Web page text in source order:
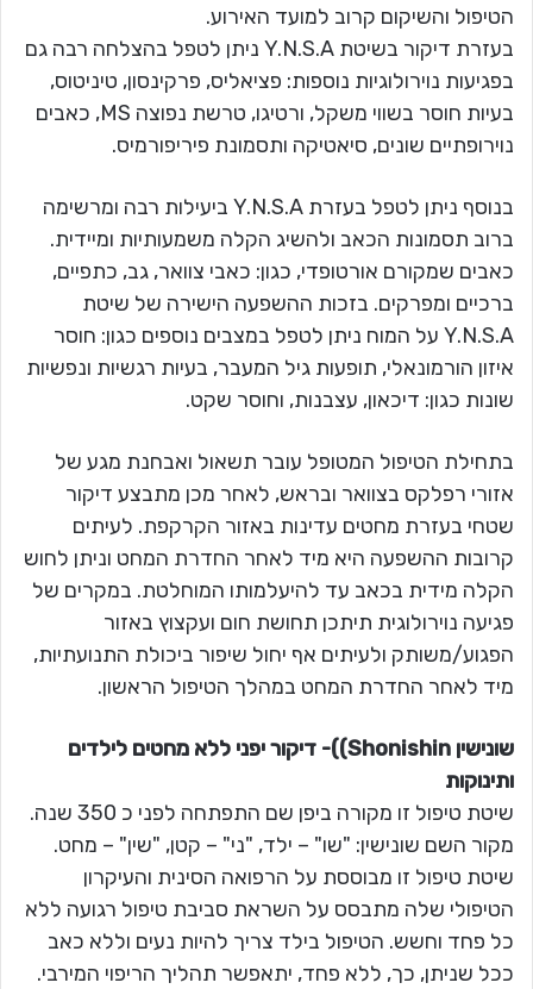
הטיפול והשיקום קרוב למועד האירוע.
בעזרת דיקור בשיטת Y.N.S.A ניתן לטפל בהצלחה רבה גם
בפגיעות נוירולוגיות נוספות: פציאליס, פרקינסון, טיניטוס,
בעיות חוסר בשווי משקל, ורטיגו, טרשת נפוצה MS, כאבים
נוירופתיים שונים, סיאטיקה ותסמונת פיריפורמיס.
בנוסף ניתן לטפל בעזרת Y.N.S.A ביעילות רבה ומרשימה
ברוב תסמונות הכאב ולהשיג הקלה משמעותיות ומיידית.
כאבים שמקורם אורטופדי, כגון: כאבי צוואר, גב, כתפיים,
ברכיים ומפרקים. בזכות ההשפעה הישירה של שיטת
Y.N.S.A על המוח ניתן לטפל במצבים נוספים כגון: חוסר
איזון הורמונאלי, תופעות גיל המעבר, בעיות רגשיות ונפשיות
שונות כגון: דיכאון, עצבנות, וחוסר שקט.
בתחילת הטיפול המטופל עובר תשאול ואבחנת מגע של
אזורי רפלקס בצוואר ובראש, לאחר מכן מתבצע דיקור
שטחי בעזרת מחטים עדינות באזור הקרקפת. לעיתים
קרובות ההשפעה היא מיד לאחר החדרת המחט וניתן לחוש
הקלה מידית בכאב עד להיעלמותו המוחלטת. במקרים של
פגיעה נוירולוגית תיתכן תחושת חום ועקצוץ באזור
הפגוע/משותק ולעיתים אף יחול שיפור ביכולת התנועתיות,
מיד לאחר החדרת המחט במהלך הטיפול הראשון.
שונישין Shonishin))- דיקור יפני ללא מחטים לילדים
ותינוקות
שיטת טיפול זו מקורה ביפן שם התפתחה לפני כ 350 שנה.
מקור השם שונישין: "שו" – ילד, "ני" – קטן, "שין" – מחט.
שיטת טיפול זו מבוססת על הרפואה הסינית והעיקרון
הטיפולי שלה מתבסס על השראת סביבת טיפול רגועה ללא
כל פחד וחשש. הטיפול בילד צריך להיות נעים וללא כאב
ככל שניתן, כך, ללא פחד, יתאפשר תהליך הריפוי המירבי.